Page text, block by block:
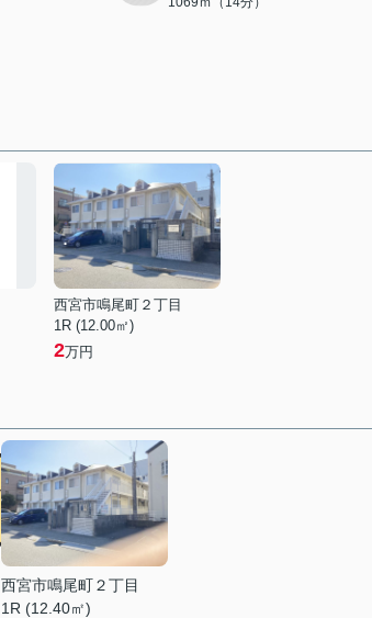
西宮市鳴尾町２丁目
1R (12.00㎡)
2万円
西宮市鳴尾町２丁目
1R (12.40㎡)